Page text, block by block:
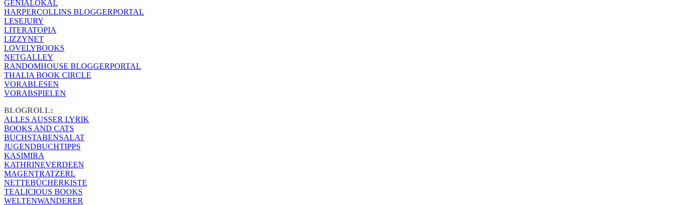
GENIALOKAL
HARPERCOLLINS BLOGGERPORTAL
LESEJURY
LITERATOPIA
LIZZYNET
LOVELYBOOKS
NETGALLEY
RANDOMHOUSE BLOGGERPORTAL
THALIA BOOK CIRCLE
VORABLESEN
VORABSPIELEN
BLOGROLL:
ALLES AUSSER LYRIK
BOOKS AND CATS
BUCHSTABENSALAT
JUGENDBUCHTIPPS
KASIMIRA
KATHRINEVERDEEN
MAGENTRATZERL
NETTEBÜCHERKISTE
TEALICIOUS BOOKS
WELTENWANDERER